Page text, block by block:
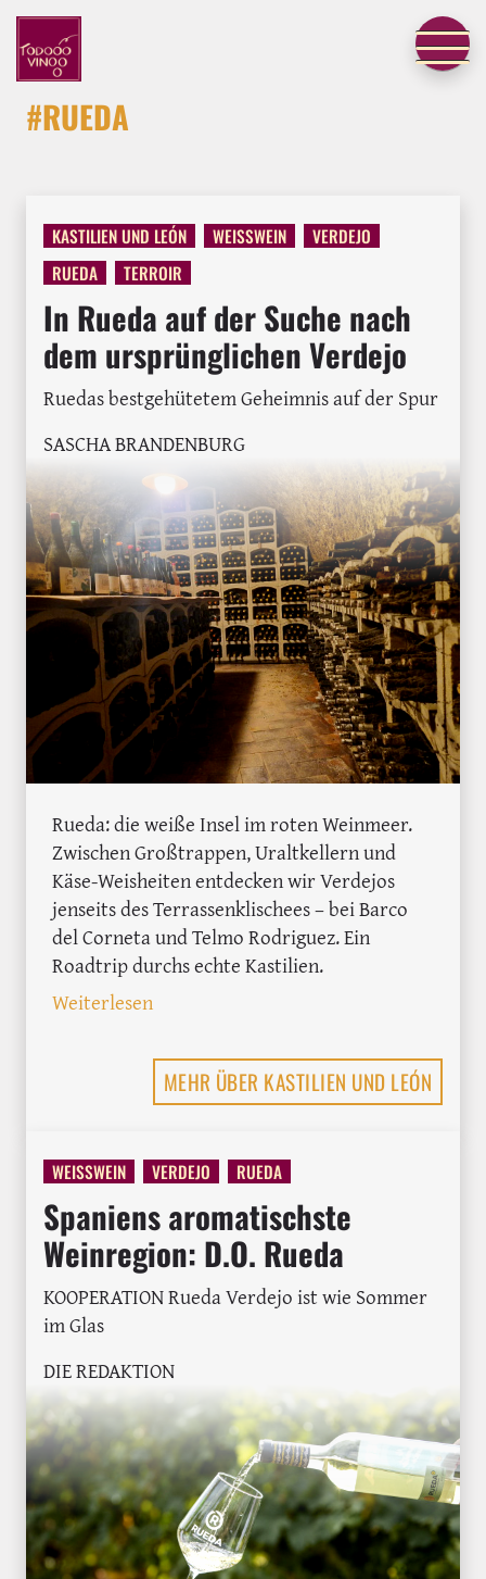
#RUEDA
KASTILIEN UND LEÓN WEISSWEIN
VERDEJO
RUEDA
TERROIR
In Rueda auf der Suche nach
dem ursprünglichen Verdejo
Ruedas bestgehütetem Geheimnis auf der Spur
SASCHA BRANDENBURG
Rueda: die weiße Insel im roten Weinmeer.
Zwischen Großtrappen, Uraltkellern und
Käse-Weisheiten entdecken wir Verdejos
jenseits des Terrassenklischees – bei Barco
del Corneta und Telmo Rodriguez. Ein
Roadtrip durchs echte Kastilien.
Weiterlesen: In Rueda auf der Suche nach dem
MEHR ÜBER KASTILIEN UND LEÓN
WEISSWEIN VERDEJO RUEDA
Spaniens aromatischste
Weinregion: D.O. Rueda
KOOPERATION Rueda Verdejo ist wie Sommer
im Glas
DIE REDAKTION